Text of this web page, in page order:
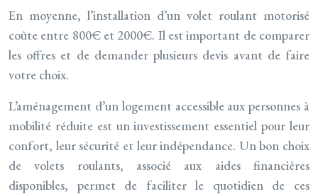
En moyenne, l’installation d’un volet roulant motorisé
coûte entre 800€ et 2000€. Il est important de comparer
les offres et de demander plusieurs devis avant de faire
votre choix.
L’aménagement d’un logement accessible aux personnes à
mobilité réduite est un investissement essentiel pour leur
confort, leur sécurité et leur indépendance. Un bon choix
de volets roulants, associé aux aides financières
disponibles, permet de faciliter le quotidien de ces